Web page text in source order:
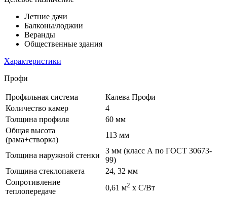
Летние дачи
Балконы/лоджии
Веранды
Общественные здания
Характеристики
Профи
Профильная система
Калева Профи
Количество камер
4
Толщина профиля
60 мм
Общая высота
(рама+створка)
113 мм
Толщина наружной стенки
3 мм (класс А по ГОСТ 30673-
99)
Толщина стеклопакета
24, 32 мм
Сопротивление
теплопередаче
0,61 м2 х С/Вт